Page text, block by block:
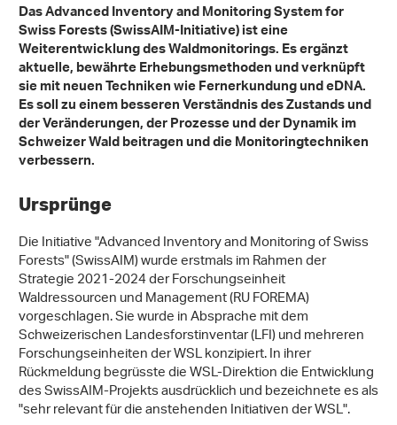
Das Advanced Inventory and Monitoring System for
Swiss Forests (SwissAIM-Initiative) ist eine
Weiterentwicklung des Waldmonitorings. Es ergänzt
aktuelle, bewährte Erhebungsmethoden und verknüpft
sie mit neuen Techniken wie Fernerkundung und eDNA.
Es soll zu einem besseren Verständnis des Zustands und
der Veränderungen, der Prozesse und der Dynamik im
Schweizer Wald beitragen und die Monitoringtechniken
verbessern.
Ursprünge
Die Initiative "Advanced Inventory and Monitoring of Swiss
Forests" (SwissAIM) wurde erstmals im Rahmen der
Strategie 2021-2024 der Forschungseinheit
Waldressourcen und Management (RU FOREMA)
vorgeschlagen. Sie wurde in Absprache mit dem
Schweizerischen Landesforstinventar (LFI) und mehreren
Forschungseinheiten der WSL konzipiert. In ihrer
Rückmeldung begrüsste die WSL-Direktion die Entwicklung
des SwissAIM-Projekts ausdrücklich und bezeichnete es als
"sehr relevant für die anstehenden Initiativen der WSL".